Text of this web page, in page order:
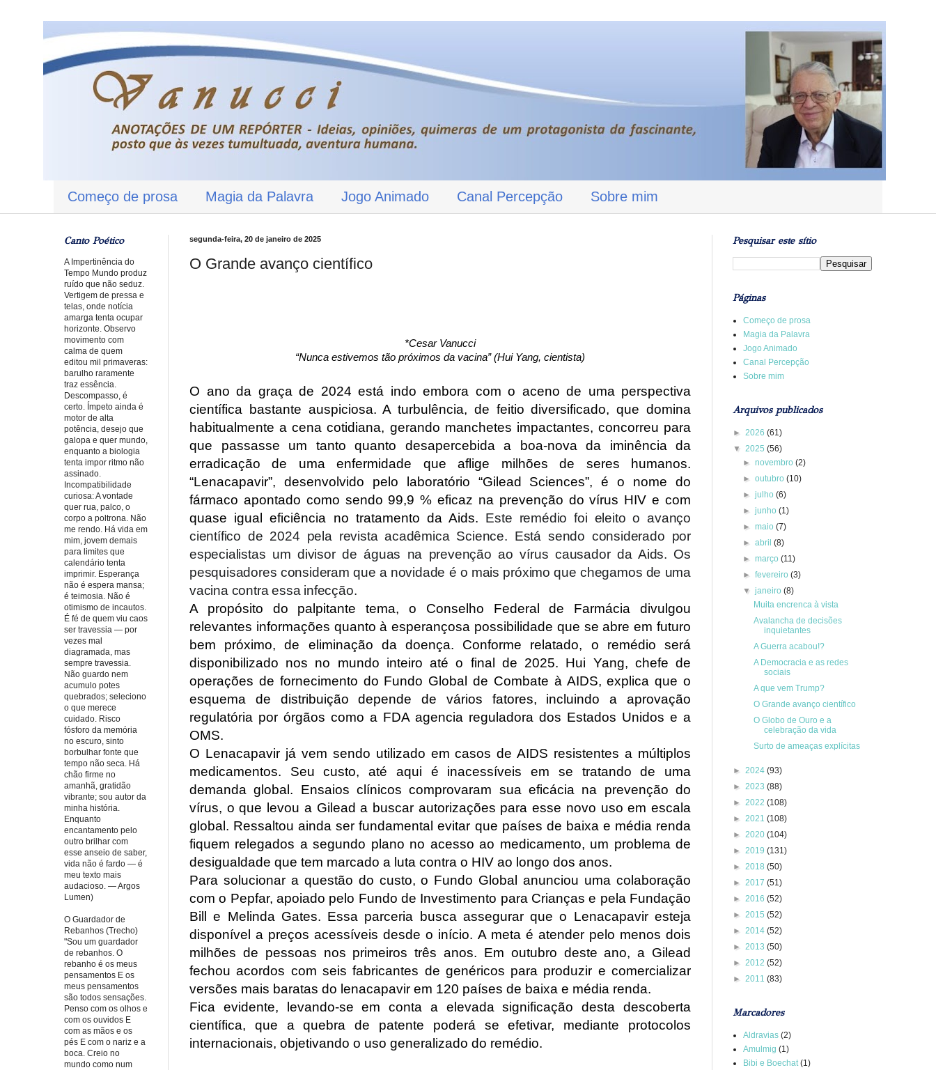
Começo de prosa Magia da Palavra Jogo Animado Canal Percepção Sobre mim
segunda-feira, 20 de janeiro de 2025
O Grande avanço científico
*Cesar Vanucci
“Nunca estivemos tão próximos da vacina” (Hui Yang, cientista)
O ano da graça de 2024 está indo embora com o aceno de uma perspectiva
científica bastante auspiciosa. A turbulência, de feitio diversificado, que domina
habitualmente a cena cotidiana, gerando manchetes impactantes, concorreu para
que passasse um tanto quanto desapercebida a boa-nova da iminência da
erradicação de uma enfermidade que aflige milhões de seres humanos.
“Lenacapavir”, desenvolvido pelo laboratório “Gilead Sciences”, é o nome do
fármaco apontado como sendo 99,9 % eficaz na prevenção do vírus HIV e com
quase igual eficiência no tratamento da Aids. Este remédio foi eleito o avanço
científico de 2024 pela revista acadêmica Science. Está sendo considerado por
especialistas um divisor de águas na prevenção ao vírus causador da Aids. Os
pesquisadores consideram que a novidade é o mais próximo que chegamos de uma
vacina contra essa infecção.
A propósito do palpitante tema, o Conselho Federal de Farmácia divulgou
relevantes informações quanto à esperançosa possibilidade que se abre em futuro
bem próximo, de eliminação da doença. Conforme relatado, o remédio será
disponibilizado nos no mundo inteiro até o final de 2025. Hui Yang, chefe de
operações de fornecimento do Fundo Global de Combate à AIDS, explica que o
esquema de distribuição depende de vários fatores, incluindo a aprovação
regulatória por órgãos como a FDA agencia reguladora dos Estados Unidos e a
OMS.
O Lenacapavir já vem sendo utilizado em casos de AIDS resistentes a múltiplos
medicamentos. Seu custo, até aqui é inacessíveis em se tratando de uma
demanda global. Ensaios clínicos comprovaram sua eficácia na prevenção do
vírus, o que levou a Gilead a buscar autorizações para esse novo uso em escala
global. Ressaltou ainda ser fundamental evitar que países de baixa e média renda
fiquem relegados a segundo plano no acesso ao medicamento, um problema de
desigualdade que tem marcado a luta contra o HIV ao longo dos anos.
Para solucionar a questão do custo, o Fundo Global anunciou uma colaboração
com o Pepfar, apoiado pelo Fundo de Investimento para Crianças e pela Fundação
Bill e Melinda Gates. Essa parceria busca assegurar que o Lenacapavir esteja
disponível a preços acessíveis desde o início. A meta é atender pelo menos dois
milhões de pessoas nos primeiros três anos. Em outubro deste ano, a Gilead
fechou acordos com seis fabricantes de genéricos para produzir e comercializar
versões mais baratas do lenacapavir em 120 países de baixa e média renda.
Fica evidente, levando-se em conta a elevada significação desta descoberta
científica, que a quebra de patente poderá se efetivar, mediante protocolos
internacionais, objetivando o uso generalizado do remédio.
Canto Poético
A Impertinência do
Tempo Mundo produz
ruído que não seduz.
Vertigem de pressa e
telas, onde notícia
amarga tenta ocupar
horizonte. Observo
movimento com
calma de quem
editou mil primaveras:
barulho raramente
traz essência.
Descompasso, é
certo. Ímpeto ainda é
motor de alta
potência, desejo que
galopa e quer mundo,
enquanto a biologia
tenta impor ritmo não
assinado.
Incompatibilidade
curiosa: A vontade
quer rua, palco, o
corpo a poltrona. Não
me rendo. Há vida em
mim, jovem demais
para limites que
calendário tenta
imprimir. Esperança
não é espera mansa;
é teimosia. Não é
otimismo de incautos.
É fé de quem viu caos
ser travessia — por
vezes mal
diagramada, mas
sempre travessia.
Não guardo nem
acumulo potes
quebrados; seleciono
o que merece
cuidado. Risco
fósforo da memória
no escuro, sinto
borbulhar fonte que
tempo não seca. Há
chão firme no
amanhã, gratidão
vibrante; sou autor da
minha história.
Enquanto
encantamento pelo
outro brilhar com
esse anseio de saber,
vida não é fardo — é
meu texto mais
audacioso. — Argos
Lumen)
O Guardador de
Rebanhos (Trecho)
"Sou um guardador
de rebanhos. O
rebanho é os meus
pensamentos E os
meus pensamentos
são todos sensações.
Penso com os olhos e
com os ouvidos E
com as mãos e os
pés E com o nariz e a
boca. Creio no
mundo como num
Pesquisar este sítio
Páginas
Começo de prosa
Magia da Palavra
Jogo Animado
Canal Percepção
Sobre mim
Arquivos publicados
► 2026 (61)
▼ 2025 (56)
►novembro(2)
►outubro(10)
►julho(6)
►junho(1)
►maio(7)
►abril(8)
►março(11)
►fevereiro(3)
▼janeiro(8)
Muita encrenca à vista
Avalancha de decisões
inquietantes
A Guerra acabou!?
A Democracia e as redes
sociais
A que vem Trump?
O Grande avanço científico
O Globo de Ouro e a
celebração da vida
Surto de ameaças explícitas
► 2024 (93)
► 2023 (88)
► 2022 (108)
► 2021 (108)
► 2020 (104)
► 2019 (131)
► 2018 (50)
► 2017 (51)
► 2016 (52)
► 2015 (52)
► 2014 (52)
► 2013 (50)
► 2012 (52)
► 2011 (83)
Marcadores
Aldravias (2)
Amulmig (1)
Bibi e Boechat (1)